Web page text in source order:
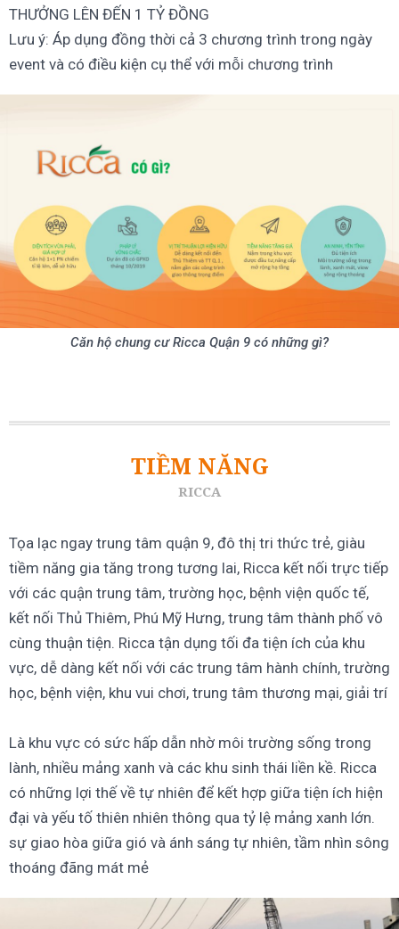
THƯỞNG LÊN ĐẾN 1 TỶ ĐỒNG
Lưu ý: Áp dụng đồng thời cả 3 chương trình trong ngày
event và có điều kiện cụ thể với mỗi chương trình
Căn hộ chung cư Ricca Quận 9 có những gì?
TIỀM NĂNG
RICCA
Tọa lạc ngay trung tâm quận 9, đô thị tri thức trẻ, giàu
tiềm năng gia tăng trong tương lai, Ricca kết nối trực tiếp
với các quận trung tâm, trường học, bệnh viện quốc tế,
kết nối Thủ Thiêm, Phú Mỹ Hưng, trung tâm thành phố vô
cùng thuận tiện. Ricca tận dụng tối đa tiện ích của khu
vực, dễ dàng kết nối với các trung tâm hành chính, trường
học, bệnh viện, khu vui chơi, trung tâm thương mại, giải trí
Là khu vực có sức hấp dẫn nhờ môi trường sống trong
lành, nhiều mảng xanh và các khu sinh thái liền kề. Ricca
có những lợi thế về tự nhiên để kết hợp giữa tiện ích hiện
đại và yếu tố thiên nhiên thông qua tỷ lệ mảng xanh lớn.
sự giao hòa giữa gió và ánh sáng tự nhiên, tầm nhìn sông
thoáng đãng mát mẻ